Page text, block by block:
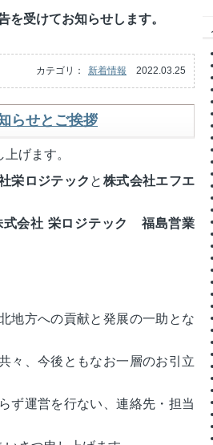
を受けてお知らせします。
2022.03.25
カテゴリ： 新着情報
らせとご挨拶
げます。
栄ロジテック と 株式会社エフエ
式会社 栄ロジテック 福島営業
地方への貢献と発展の一助とな
々、今後ともなお一層のお引立
ず運営を行ない、連絡先・担当